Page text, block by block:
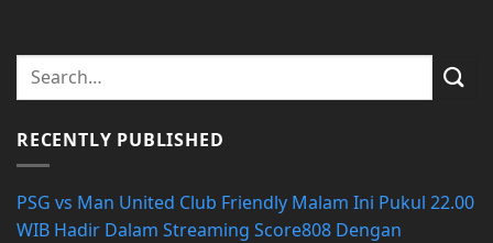
RECENTLY PUBLISHED
PSG vs Man United Club Friendly Malam Ini Pukul 22.00
WIB Hadir Dalam Streaming Score808 Dengan